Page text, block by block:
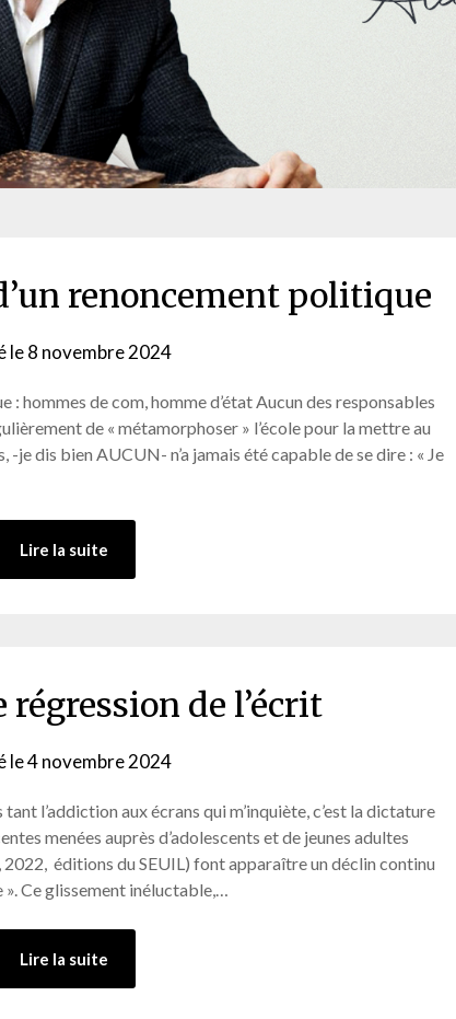
renoncement politique
le8 novembre 2024by
: hommes de com, homme d’état Aucun des responsables
de « métamorphoser » l’école pour la mettre au
-je dis bien AUCUN- n’a jamais été capable de se dire : « Je
Lire la suite
régression de l’écrit
le4 novembre 2024by
tant l’addiction aux écrans qui m’inquiète, c’est la dictature
menées auprès d’adolescents et de jeunes adultes
éditions du SEUIL) font apparaître un déclin continu
Ce glissement inéluctable,…
Lire la suite